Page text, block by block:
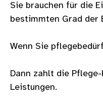
Sie brauchen für die
bestimmten Grad der
Wenn Sie
Dann zahlt die
Leistungen.